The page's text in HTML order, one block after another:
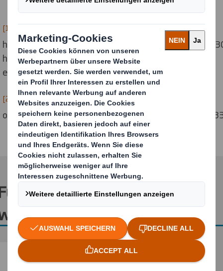
[1]
https://einzelhandel.de/presse/aktuellemeldungen/
hde-passt-prognosen-an-lockdown-handel-verliert-
ein-fuenftel-seines-jahresumsatzes
[2]
https://einzelhandel.de/index.php?
weitere Informationen
Sie sich bitte an